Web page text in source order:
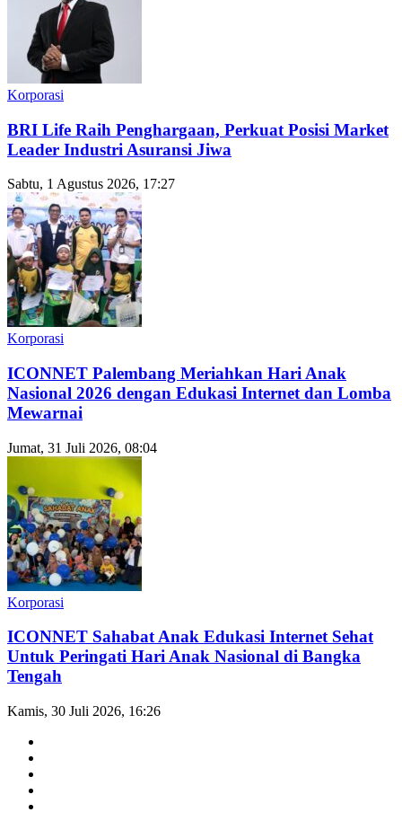
Korporasi
BRI Life Raih Penghargaan, Perkuat Posisi Market
Leader Industri Asuransi Jiwa
Sabtu, 1 Agustus 2026, 17:27
Korporasi
ICONNET Palembang Meriahkan Hari Anak
Nasional 2026 dengan Edukasi Internet dan Lomba
Mewarnai
Jumat, 31 Juli 2026, 08:04
Korporasi
ICONNET Sahabat Anak Edukasi Internet Sehat
Untuk Peringati Hari Anak Nasional di Bangka
Tengah
Kamis, 30 Juli 2026, 16:26